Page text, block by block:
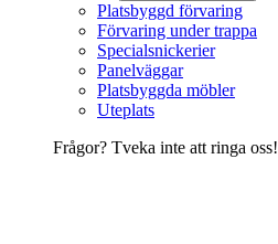
Platsbyggd förvaring
Förvaring under trappa
Specialsnickerier
Panelväggar
Platsbyggda möbler
Uteplats
Frågor? Tveka inte att ringa oss!